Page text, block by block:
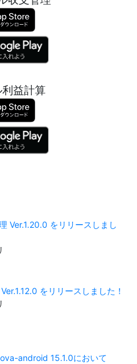
利益計算
Ver.1.20.0 をリリースしまし
をリリースしました！
android 15.1.0において